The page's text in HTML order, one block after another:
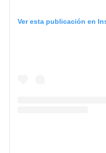
Ver esta publicación en